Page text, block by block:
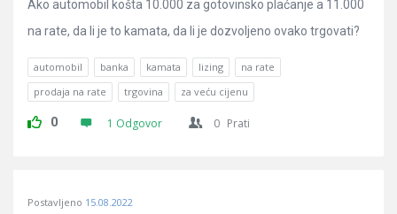
Ako automobil košta 10.000 za gotovinsko plaćanje a 11.000
na rate, da li je to kamata, da li je dozvoljeno ovako trgovati?
automobil banka kamata lizing
na rate
prodaja na rate
trgovina za veću cijenu
0 1 Odgovor 0 Prati
Postavljeno 15.08.2022